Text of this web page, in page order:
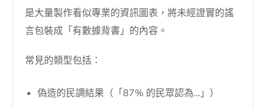
是大量製作看似專業的資訊圖表，將未經證實的謠
言包裝成「有數據背書」的內容。
常見的類型包括：
偽造的民調結果（「87% 的民眾認為…」）